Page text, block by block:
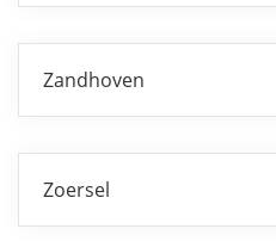
Zandhoven
Zoersel